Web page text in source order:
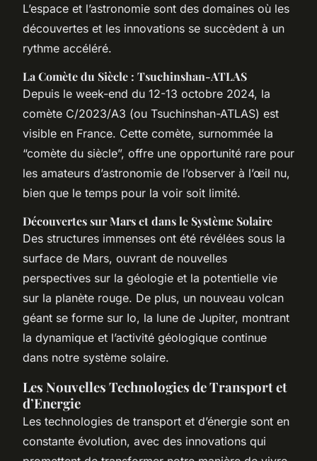
L’espace et l’astronomie sont des domaines où les
découvertes et les innovations se succèdent à un
rythme accéléré.
La Comète du Siècle : Tsuchinshan-ATLAS
Depuis le week-end du 12-13 octobre 2024, la
comète C/2023/A3 (ou Tsuchinshan-ATLAS) est
visible en France. Cette comète, surnommée la
“comète du siècle”, offre une opportunité rare pour
les amateurs d’astronomie de l’observer à l’œil nu,
bien que le temps pour la voir soit limité.
Découvertes sur Mars et dans le Système Solaire
Des structures immenses ont été révélées sous la
surface de Mars, ouvrant de nouvelles
perspectives sur la géologie et la potentielle vie
sur la planète rouge. De plus, un nouveau volcan
géant se forme sur Io, la lune de Jupiter, montrant
la dynamique et l’activité géologique continue
dans notre système solaire.
Les Nouvelles Technologies de Transport et
d’Energie
Les technologies de transport et d’énergie sont en
constante évolution, avec des innovations qui